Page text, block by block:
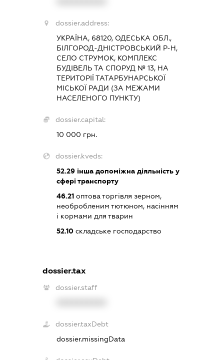
dossier.address:
УКРАЇНА, 68120, ОДЕСЬКА ОБЛ.,
БІЛГОРОД-ДНІСТРОВСЬКИЙ Р-Н,
СЕЛО СТРУМОК, КОМПЛЕКС
БУДІВЕЛЬ ТА СПОРУД № 13, НА
ТЕРИТОРІЇ ТАТАРБУНАРСЬКОЇ
МІСЬКОЇ РАДИ (ЗА МЕЖАМИ
НАСЕЛЕНОГО ПУНКТУ)
dossier.capital:
10 000 грн.
dossier.kveds:
52.29інша допоміжна діяльність у
сфері транспорту
46.21оптова торгівля зерном,
необробленим тютюном, насінням
і кормами для тварин
52.10складське господарство
dossier.tax
dossier.staff
dossier.taxDebt
dossier.missingData